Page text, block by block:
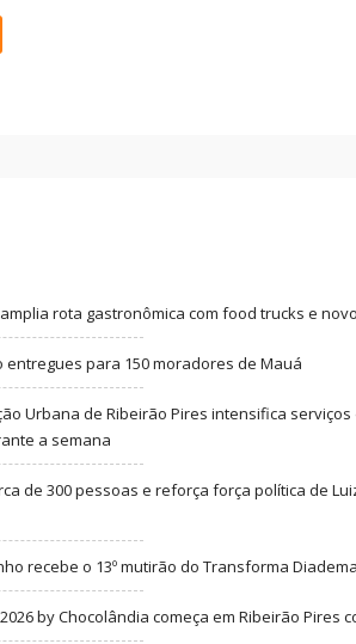
rota gastronômica com food trucks e
para 150 moradores de Mauá
Urbana de Ribeirão Pires intensifica
a semana
de 300 pessoas e reforça força política de
recebe o 13º mutirão do Transforma
by Chocolândia começa em Ribeirão Pires